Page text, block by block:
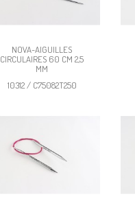
NOVA-AIGUILLES
CIRCULAIRES 60 CM 2,5
MM
10312 / C75082T250